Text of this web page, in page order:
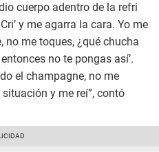
cuerpo adentro de la refri
y me agarra la cara. Yo me
no me toques, ¿qué chucha
no te pongas así’.
el champagne, no me
y me reí”, contó